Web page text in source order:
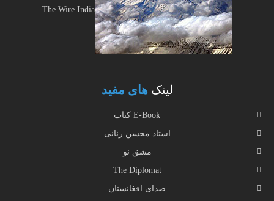
The Wire India
لینک های مفید
E-Book کتاب
استاد محسن رنانی
مشق نو
The Diplomat
صدای افغانستان